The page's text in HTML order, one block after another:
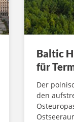
Baltic
für
Der
den